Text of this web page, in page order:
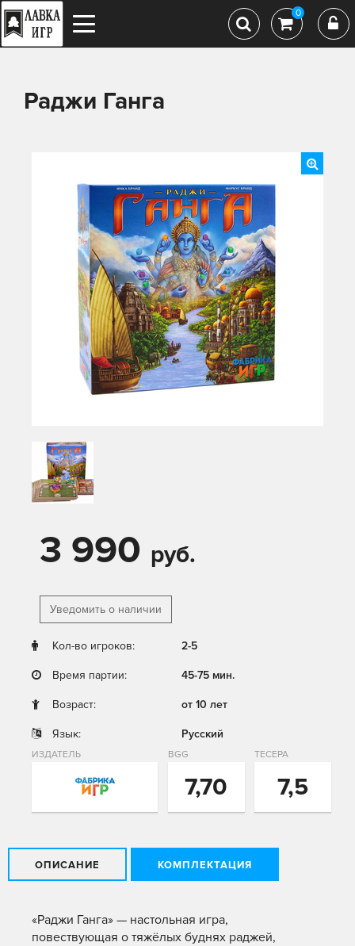
0
Раджи Ганга
3 990 руб.
Уведомить о наличии
Кол-во игроков: 2-5
Время партии: 45-75 мин.
Возраст: от 10 лет
Язык: Русский
ИЗДАТЕЛЬ BGG
7,70
ТЕСЕРА
7,5
ОПИСАНИЕ КОМПЛЕКТАЦИЯ
«Раджи Ганга» — настольная игра,
повествующая о тяжёлых буднях раджей,